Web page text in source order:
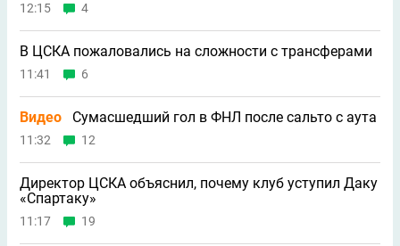
12:15 4
В ЦСКА пожаловались на сложности с трансферами
11:41 6
Видео Сумасшедший гол в ФНЛ после сальто с аута
11:32 12
Директор ЦСКА объяснил, почему клуб уступил Даку
«Спартаку»
11:17 19